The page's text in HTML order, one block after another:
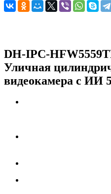
DH-IPC-
Уличная
видеокамера с ИИ